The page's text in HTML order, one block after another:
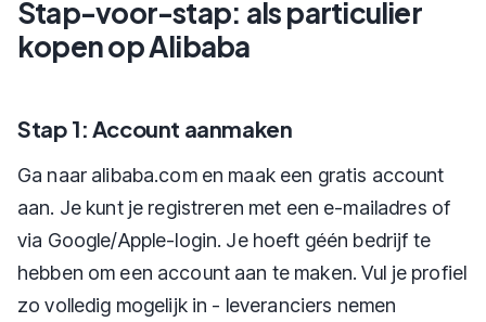
Stap-voor-stap: als particulier
kopen op Alibaba
Stap 1: Account aanmaken
Ga naar alibaba.com en maak een gratis account
aan. Je kunt je registreren met een e-mailadres of
via Google/Apple-login. Je hoeft géén bedrijf te
hebben om een account aan te maken. Vul je profiel
zo volledig mogelijk in - leveranciers nemen